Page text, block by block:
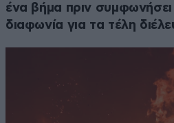
ένα βήμα πριν
διαφωνία για τα τέλη